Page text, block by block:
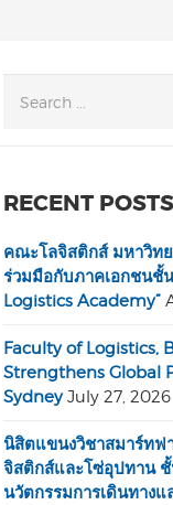
RECENT POSTS
คณะโลจิสติกส์ มหาวิท
ร่วมมือกับภาคเอกชนชั้
Logistics Academy”
Faculty of Logistics,
Strengthens Global
Sydney July 27, 2026
นิสิตแขนงวิชาสมาร์ทฟ
จิสติกส์และโซ่อุปทาน
นวัตกรรมการเดินทาง